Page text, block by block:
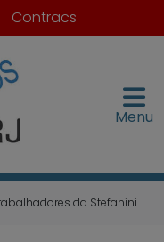
Contracs
Menu
da Stefanini